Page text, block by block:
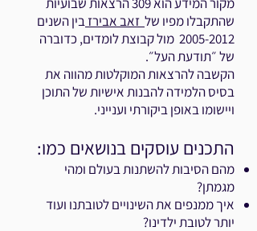
שהתקבלו מפיו של זאב אבירזבין השנים
2005-2012 מול קבוצת לומדים, כדוברה
של ״תודעת העל״.
הקשבה להרצאות המוקלטות מהווה את
בסיס הלמידה להבנות אישיות של התוכן
ויישומו באופן ביקורתי וענייני.
התכנים עוסקים בנושאים כמו:
מהם הסיבות להשתנות בעולם ומהי
מגמתן?
איך ממנפים את השינויים לטובתנו ועוד
יותר לטובת ילדינו?